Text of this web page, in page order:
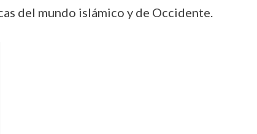
del mundo islámico y de Occidente.